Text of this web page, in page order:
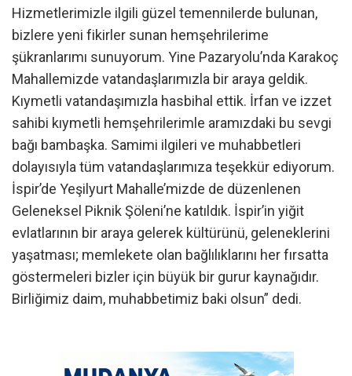
Hizmetlerimizle ilgili güzel temennilerde bulunan,
bizlere yeni fikirler sunan hemşehrilerime
şükranlarımı sunuyorum. Yine Pazaryolu’nda Karakoç
Mahallemizde vatandaşlarımızla bir araya geldik.
Kıymetli vatandaşımızla hasbihal ettik. İrfan ve izzet
sahibi kıymetli hemşehrilerimle aramızdaki bu sevgi
bağı bambaşka. Samimi ilgileri ve muhabbetleri
dolayısıyla tüm vatandaşlarımıza teşekkür ediyorum.
İspir’de Yeşilyurt Mahalle’mizde de düzenlenen
Geleneksel Piknik Şöleni’ne katıldık. İspir’in yiğit
evlatlarının bir araya gelerek kültürünü, geleneklerini
yaşatması; memlekete olan bağlılıklarını her fırsatta
göstermeleri bizler için büyük bir gurur kaynağıdır.
Birliğimiz daim, muhabbetimiz baki olsun” dedi.